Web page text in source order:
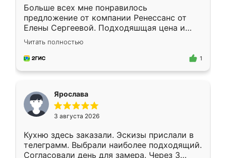
Больше всех мне понравилось
предложение от компании Ренессанс от
Елены Сергеевой. Подходяшщая цена и
короткие сроки изготовления. Приехавший
для замера сотрудник Владислав
предложил по моему эскизу самый
Читать полностью
1
Ярослава
3 августа 2026
Кухню здесь заказали. Эскизы прислали в
телеграмм. Выбрали наиболее подходящий.
Согласовали день для замера. Через 3